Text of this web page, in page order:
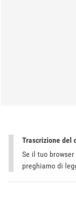
Trascrizione del
Se il tuo
preghiamo di